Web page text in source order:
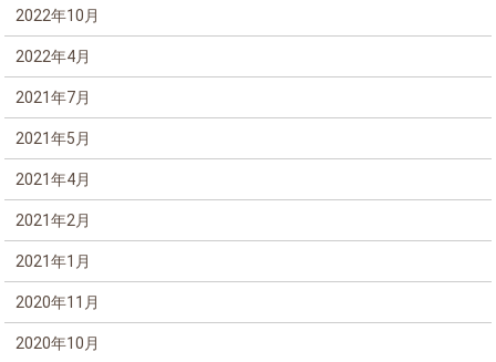
2022年10月
2022年4月
2021年7月
2021年5月
2021年4月
2021年2月
2021年1月
2020年11月
2020年10月